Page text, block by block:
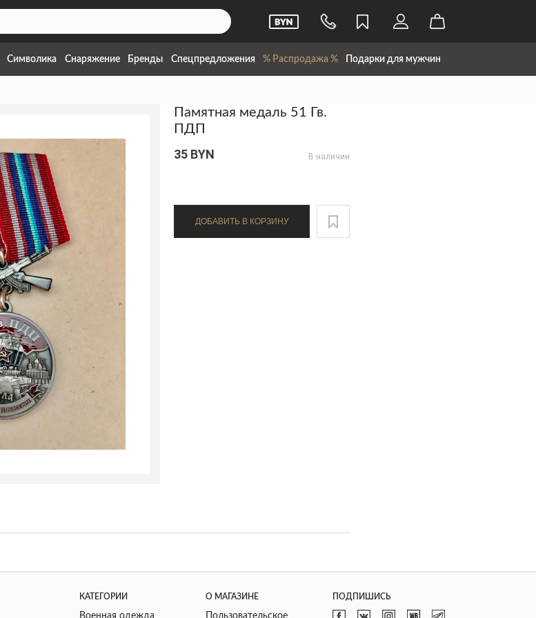
Символика Снаряжение Бренды Спецпредложения % Распродажа % Подарки для мужчин
Памятная медаль 51 Гв.
ПДП
35 BYN В наличии
ДОБАВИТЬ В КОРЗИНУ
КАТЕГОРИИ
Военная одежда
О МАГАЗИНЕ
Пользовательское
ПОДПИШИСЬ